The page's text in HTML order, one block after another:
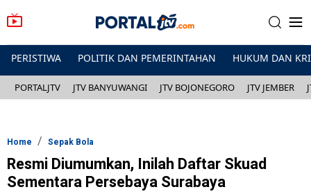
PERISTIWA POLITIK DAN PEMERINTAHAN HUKUM DAN
PORTALJTV JTV BANYUWANGI JTV BOJONEGORO JTV JEMBER
Home Sepak Bola
Resmi Diumumkan, Inilah Daftar Skuad
Sementara Persebaya Surabaya